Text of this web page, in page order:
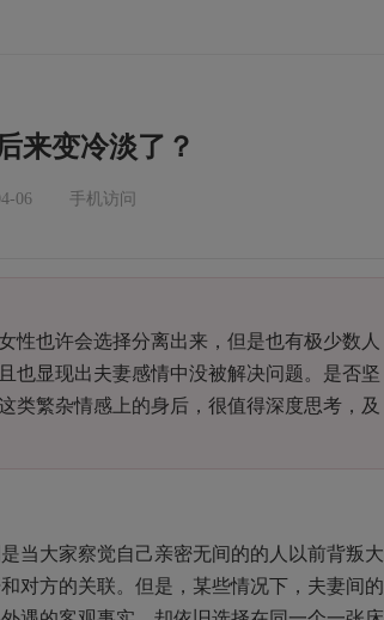
来变冷淡了？
06 手机访问
也许会选择分离出来，但是也有极少数人
也显现出夫妻感情中没被解决问题。是否坚
类繁杂情感上的身后，很值得深度思考，及
大家察觉自己亲密无间的的人以前背叛大
对方的关联。但是，某些情况下，夫妻间的